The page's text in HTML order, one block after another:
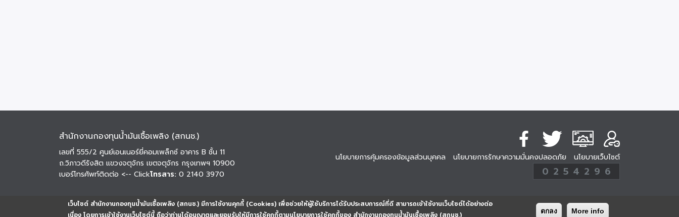
เว็บไซต์ สำนักงานกองทุนน้ำมันเชื้อเพลิง (สกนช.) มีการใช้งานคุกกี้ (Cookies) เพื่อช่วยให้ผู้ใช้บริการได้รับประสบการณ์ที่ดี สามารถเข้าใช้งานเว็บไซต์ได้อย่างต่อ
เนื่อง โดยการเข้าใช้งานเว็บไซต์นี้ ถือว่าท่านได้อนุญาตและยอมรับให้มีการใช้คุกกี้ตามนโยบายการใช้คุกกี้ของ สำนักงานกองทุนน้ำมันเชื้อเพลิง (สกนช.)
ตกลง More info
สำนักงานกองทุนน้ำมันเชื้อเพลิง (สกนช.)
เลขที่ 555/2 ศูนย์เอนเนอร์ยี่คอมเพล็กซ์ อาคาร B ชั้น 11
ถ.วิภาวดีรังสิต แขวงจตุจักร เขตจตุจักร กรุงเทพฯ 10900
เบอร์โทรศัพท์ติดต่อ <-- Clickโทรสาร: 0 2140 3970
นโยบายการคุ้มครองข้อมูลส่วนบุคคล นโยบายการรักษาความมั่นคงปลอดภัย นโยบายเว็บไซต์
254296
ครั้ง
0 2 5 4 2 9 6